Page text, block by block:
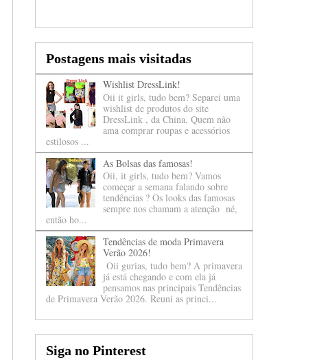
Postagens mais visitadas
Wishlist DressLink!
Oii it girls, tudo bem? Separei uma
wishlist de produtos do site
DressLink , da China. Quem não
ama comprar roupas e acessórios
estilosos ...
As Bolsas das famosas!
Oii, it girls, tudo bem? Vamos
começar a semana falando sobre
tendências ? Os looks das famosas
sempre nos chamam a atenção né,
então ho...
Tendências de moda Primavera
Verão 2026!
Oii gurias, tudo bem? A primavera
já está chegando e com ela já
pensamos nas principais Tendências
de Primavera Verão 2026. Reuni as princi...
Siga no Pinterest